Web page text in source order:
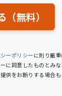
ーポリシーに則り厳
に同意したものとみな
をお断りする場合も